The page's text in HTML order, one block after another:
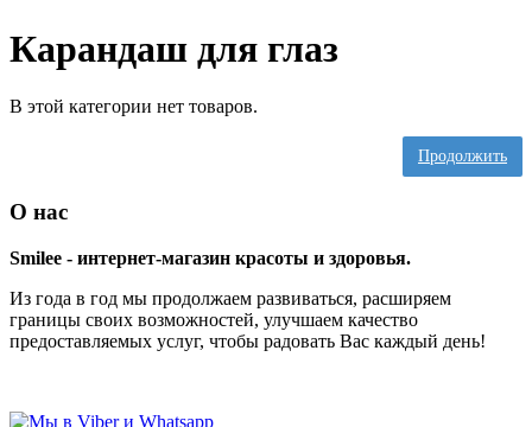
Карандаш для глаз
В этой категории нет товаров.
Продолжить
О нас
Smilee - интернет-магазин красоты и здоровья.
Из года в год мы продолжаем развиваться, расширяем
границы своих возможностей, улучшаем качество
предоставляемых услуг, чтобы радовать Вас каждый день!